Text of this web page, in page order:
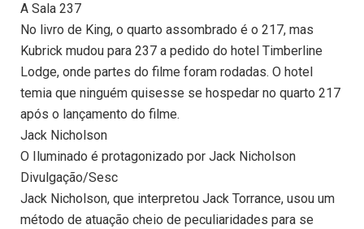
A Sala 237
No livro de King, o quarto assombrado é o 217, mas
Kubrick mudou para 237 a pedido do hotel Timberline
Lodge, onde partes do filme foram rodadas. O hotel
temia que ninguém quisesse se hospedar no quarto 217
após o lançamento do filme.
Jack Nicholson
O Iluminado é protagonizado por Jack Nicholson
Divulgação/Sesc
Jack Nicholson, que interpretou Jack Torrance, usou um
método de atuação cheio de peculiaridades para se